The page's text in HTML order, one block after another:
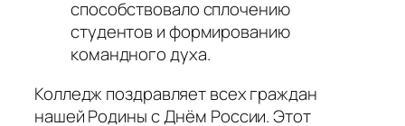
способствовало сплочению
студентов и формированию
командного духа.
Колледж поздравляет всех граждан
нашей Родины с Днём России. Этот